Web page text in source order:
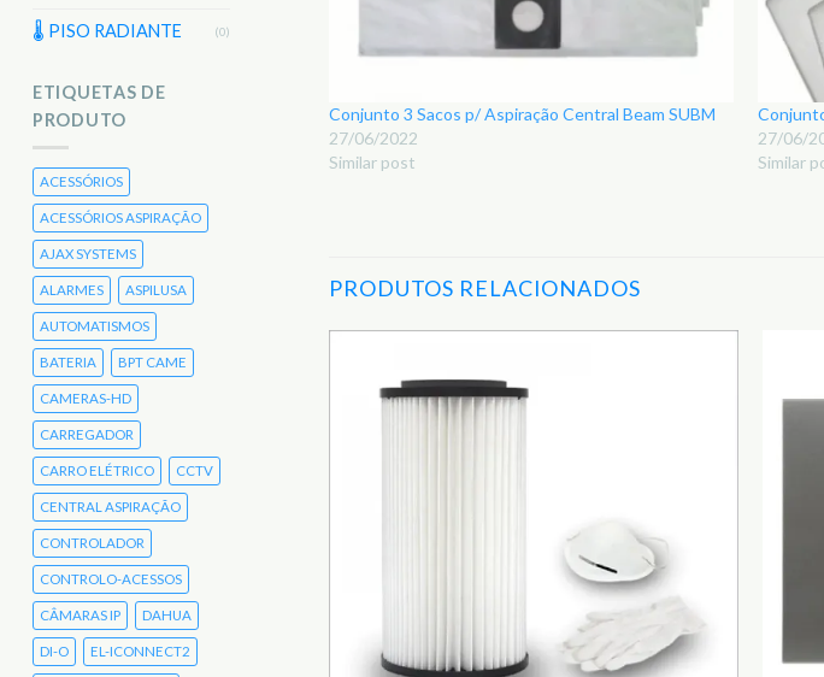
🌡 PISO RADIANTE (0)
ETIQUETAS DE
PRODUTO
ACESSÓRIOS
ACESSÓRIOS ASPIRAÇÃO
AJAX SYSTEMS
ALARMES ASPILUSA
AUTOMATISMOS
BATERIA BPT CAME
CAMERAS-HD
CARREGADOR
CARRO ELÉTRICO CCTV
CENTRAL ASPIRAÇÃO
CONTROLADOR
CONTROLO-ACESSOS
CÂMARAS IP DAHUA
DI-O EL-ICONNECT2
Conjunto 3 Sacos p/ Aspiração Central Beam SUBM
27/06/2022
Similar post
27/06/
Similar
PRODUTOS RELACIONADOS